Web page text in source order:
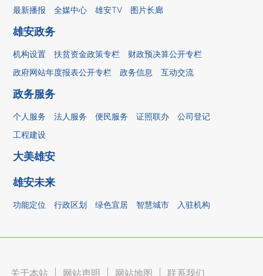
最新播报 全媒中心 雄安TV 图片长廊
雄安政务
机构设置 扶贫资金政策专栏
财政预决算公开专栏
政府网站年度报表公开专栏
政务信息 互动交流
政务服务
个人服务 法人服务 便民服务 证照联办
公司登记
工程建设
大美雄安
雄安未来
功能定位 行政区划 绿色宜居 智慧城市 入驻机构
关于本站 网站声明 网站地图 联系我们